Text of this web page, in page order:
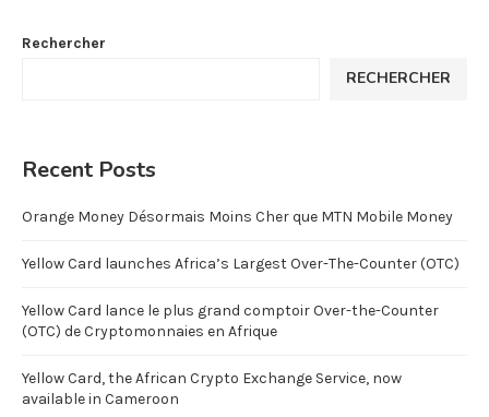
Rechercher
RECHERCHER
Recent Posts
Orange Money Désormais Moins Cher que MTN Mobile Money
Yellow Card launches Africa’s Largest Over-The-Counter (OTC)
Yellow Card lance le plus grand comptoir Over-the-Counter
(OTC) de Cryptomonnaies en Afrique
Yellow Card, the African Crypto Exchange Service, now
available in Cameroon